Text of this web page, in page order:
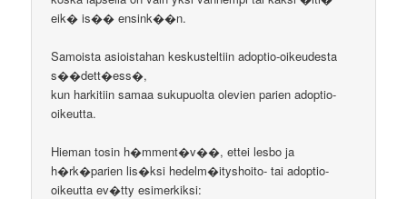
eik� is�� ensink��n.
Samoista asioistahan keskusteltiin adoptio-oikeudesta
s��dett�ess�,
kun harkitiin samaa sukupuolta olevien parien adoptio-
oikeutta.
Hieman tosin h�mment�v��, ettei lesbo ja
h�rk�parien lis�ksi hedelm�ityshoito- tai adoptio-
oikeutta ev�tty esimerkiksi: